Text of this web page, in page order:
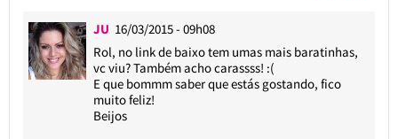
JU 16/03/2015 - 09h08
Rol, no link de baixo tem umas mais baratinhas,
vc viu? Também acho carassss! :(
E que bommm saber que estás gostando, fico
muito feliz!
Beijos